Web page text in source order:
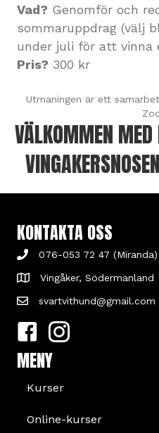
Vad? Genomför och
sommaruppdrag (välj
under juli för att vinna
Pris? 300 kr
Utmaningen är ett
VÄLKOMMEN
KONTAKTA OSS
076-053 72 47 (Miranda)
Vingåker, Södermanland
svartvithund@gmail.com
MENY
Kurser
Online-kurser